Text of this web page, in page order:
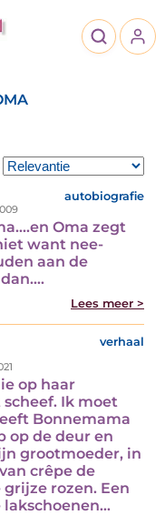
autobiografie
Oma zegt
want nee-
aan de
Lees meer >
verhaal
op haar
Ik moet
Bonnemama
op de deur en
grootmoeder, in
crêpe de
rozen. Een
lakschoenen…